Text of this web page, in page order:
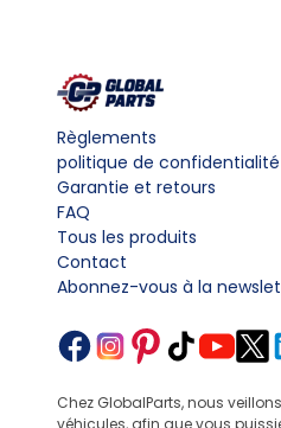
Règlements
politique de confidentialité
Garantie et retours
FAQ
Tous les produits
Contact
Abonnez-vous à la
Chez GlobalParts, nous